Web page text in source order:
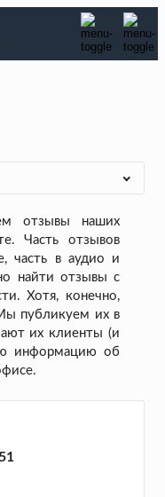
отзывы наших
Часть отзывов
часть в аудио и
найти отзывы с
Хотя, конечно,
публикуем их в
их клиенты (и
информацию об